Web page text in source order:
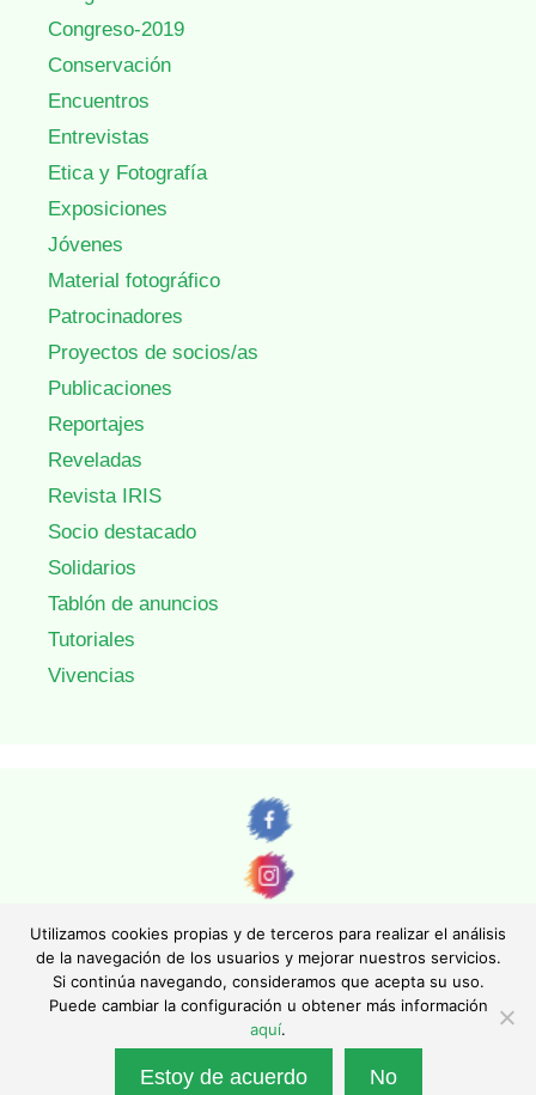
Congreso-2019
Conservación
Encuentros
Entrevistas
Etica y Fotografía
Exposiciones
Jóvenes
Material fotográfico
Patrocinadores
Proyectos de socios/as
Publicaciones
Reportajes
Reveladas
Revista IRIS
Socio destacado
Solidarios
Tablón de anuncios
Tutoriales
Vivencias
© AEFONA 2011- 2026 | Todas las imágenes y textos son propiedad de sus
autores. Queda totalmente prohibida su reproducción.
Política de privacidad
Registro Nacional de Asociaciones con el número 130247
Utilizamos cookies propias y de terceros para realizar el análisis
de la navegación de los usuarios y mejorar nuestros servicios.
Si continúa navegando, consideramos que acepta su uso.
Puede cambiar la configuración u obtener más información
aquí.
Estoy de acuerdo No